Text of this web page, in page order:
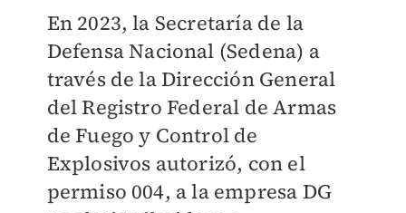
En 2023, la Secretaría de la
Defensa Nacional (Sedena) a
través de la Dirección General
del Registro Federal de Armas
de Fuego y Control de
Explosivos autorizó, con el
permiso 004, a la empresa DG